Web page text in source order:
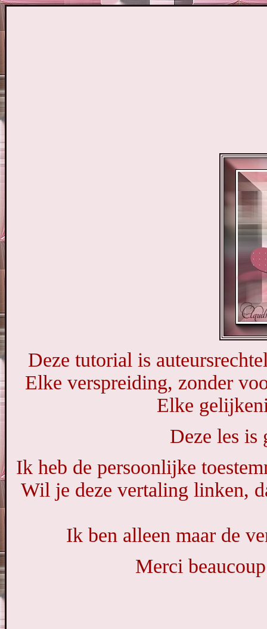
Deze tutorial is
Elke verspreiding, zonder
Elke
Deze les is
Ik heb de persoonlijke
Wil je deze vertaling linken,
Ik ben alleen maar de
Merci